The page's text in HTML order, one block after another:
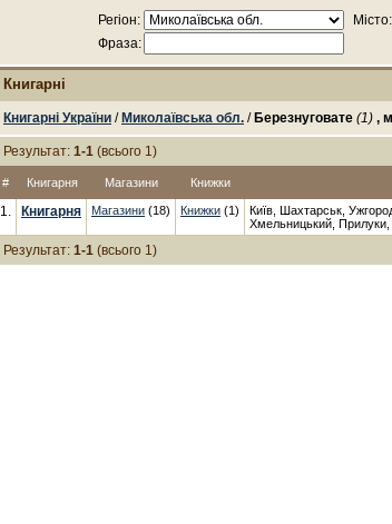
Регіон:
Місто:
Фраза:
Книгарні
Книгарні України / Миколаївська обл. / Березнуговате (1) ,
Результат: 1-1 (всього 1)
# Книгарня Магазини Книжки
1. Книгарня Магазини (18) Книжки (1)
Київ, Шахтарськ,
Хмельницький,
Результат: 1-1 (всього 1)